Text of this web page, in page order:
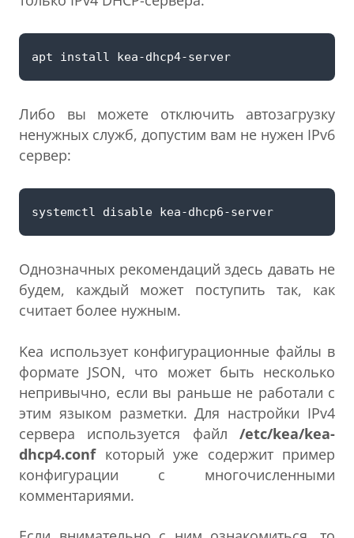
Либо вы можете отключить автозагрузку
ненужных служб, допустим вам не нужен IPv6
сервер:
Однозначных рекомендаций здесь давать не
будем, каждый может поступить так, как
считает более нужным.
Kea использует конфигурационные файлы в
формате JSON, что может быть несколько
непривычно, если вы раньше не работали с
этим языком разметки. Для настройки IPv4
сервера используется файл /etc/kea/kea-
dhcp4.confкоторый уже содержит пример
конфигурации с многочисленными
комментариями.